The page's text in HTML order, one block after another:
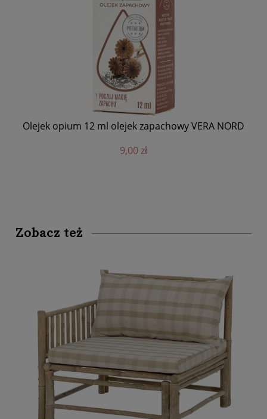
Olejek opium 12 ml olejek zapachowy VERA NORD
9,00 zł
Zobacz też